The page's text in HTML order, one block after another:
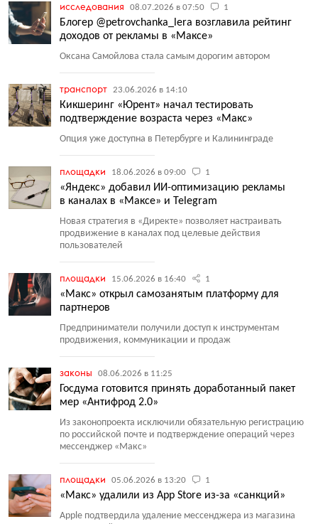
исследования 08.07.2026 в 07:50 1
Блогер @petrovchanka_lera возглавила рейтинг
доходов от рекламы в «Максе»
Оксана Самойлова стала самым дорогим автором
транспорт 23.06.2026 в 14:10
Кикшеринг «Юрент» начал тестировать
подтверждение возраста через «Макс»
Опция уже доступна в Петербурге и Калининграде
площадки 18.06.2026 в 09:00 1
«Яндекс» добавил ИИ-оптимизацию рекламы
в каналах в «Максе» и Telegram
Новая стратегия в «Директе» позволяет настраивать
продвижение в каналах под целевые действия
пользователей
площадки 15.06.2026 в 16:40 1
«Макс» открыл самозанятым платформу для
партнеров
Предприниматели получили доступ к инструментам
продвижения, коммуникации и продаж
законы 08.06.2026 в 11:25
Госдума готовится принять доработанный пакет
мер «Антифрод 2.0»
Из законопроекта исключили обязательную регистрацию
по российской почте и подтверждение операций через
мессенджер «Макс»
площадки 05.06.2026 в 13:20 1
«Макс» удалили из App Store из-за «санкций»
Apple подтвердила удаление мессенджера из магазина